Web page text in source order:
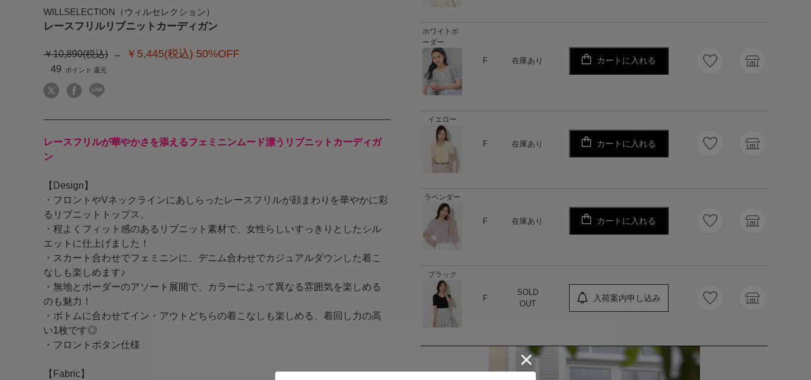
WILLSELECTION（ウィルセレクション）
レースフリルリブニットカーディガン
￥10,890(税込) ￥5,445(税込) 50%OFF
49
レースフリルが華やかさを添えるフェミニンムード漂うリブニットカーディガ
ン
【Design】
・フロントやVネックラインにあしらったレースフリルが顔まわりを華やかに彩
るリブニットトップス。
・程よくフィット感のあるリブニット素材で、女性らしいすっきりとしたシル
エットに仕上げました！
・スカート合わせでフェミニンに、デニム合わせでカジュアルダウンした着こ
なしも楽しめます♪
・無地とボーダーのアソート展開で、カラーによって異なる雰囲気を楽しめる
のも魅力！
・ボトムに合わせてイン・アウトどちらの着こなしも楽しめる、着回し力の高
い1枚です◎
・フロントボタン仕様
【Fabric】
ホワイトボ
ーダー
F 在庫あり カートに入れる
ハート
イエロー
F 在庫あり カートに入れる
ラベンダー
F 在庫あり カートに入れる
ブラック
F
SOLD
OUT
入荷案内申し込み